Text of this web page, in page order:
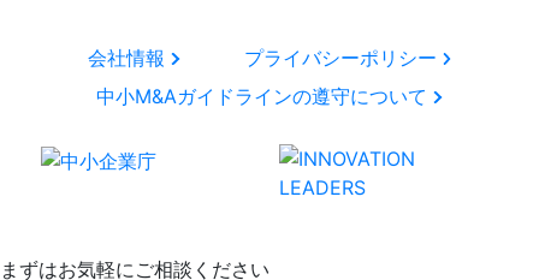
会社情報
プライバシーポリシー
中小M&Aガイドラインの遵守について
まずはお気軽にご相談ください